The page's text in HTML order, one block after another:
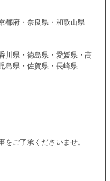
都府・奈良県・和歌山県
川県・徳島県・愛媛県・高
島県・佐賀県・長崎県
ご了承くださいませ。